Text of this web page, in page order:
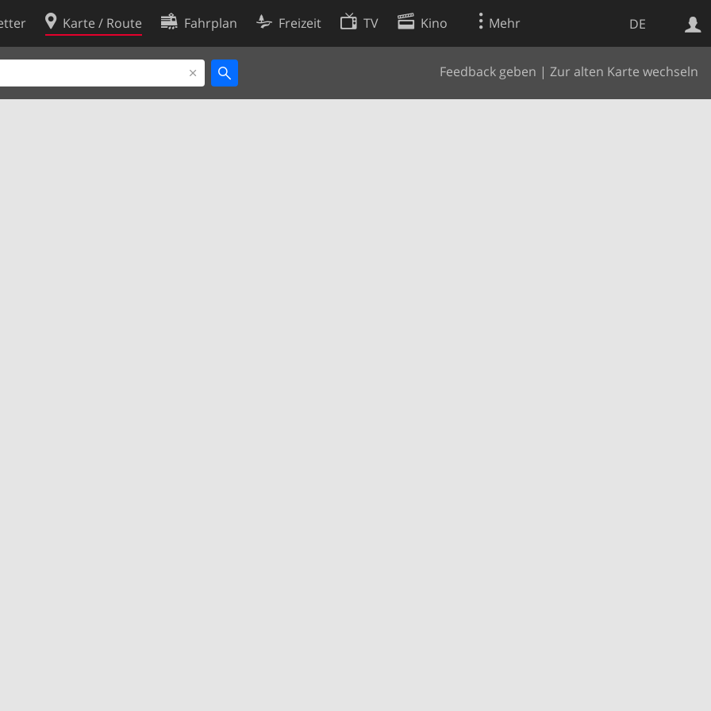
DE
Karte / Route Fahrplan Freizeit TV Kino Mehr
Feedback geben | Zur alten Karte wechseln
Websuche
Cookie-Richtlinie
Cookie-Einstellungen